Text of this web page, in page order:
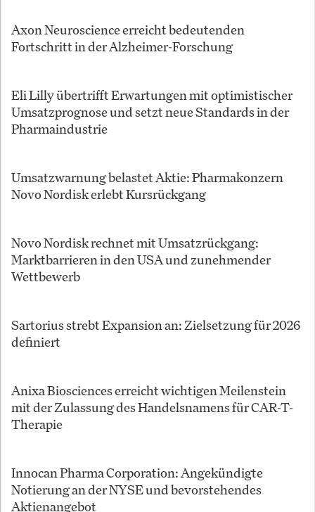
Axon Neuroscience erreicht bedeutenden
Fortschritt in der Alzheimer-Forschung
Eli Lilly übertrifft Erwartungen mit optimistischer
Umsatzprognose und setzt neue Standards in der
Pharmaindustrie
Umsatzwarnung belastet Aktie: Pharmakonzern
Novo Nordisk erlebt Kursrückgang
Novo Nordisk rechnet mit Umsatzrückgang:
Marktbarrieren in den USA und zunehmender
Wettbewerb
Sartorius strebt Expansion an: Zielsetzung für 2026
definiert
Anixa Biosciences erreicht wichtigen Meilenstein
mit der Zulassung des Handelsnamens für CAR-T-
Therapie
Innocan Pharma Corporation: Angekündigte
Notierung an der NYSE und bevorstehendes
Aktienangebot